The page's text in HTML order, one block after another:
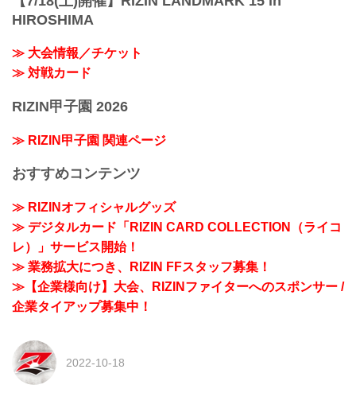
HIROSHIMA
≫ 大会情報／チケット
≫ 対戦カード
RIZIN甲子園 2026
≫ RIZIN甲子園 関連ページ
おすすめコンテンツ
≫ RIZINオフィシャルグッズ
≫ デジタルカード「RIZIN CARD COLLECTION（ライコ
レ）」サービス開始！
≫ 業務拡大につき、RIZIN FFスタッフ募集！
≫【企業様向け】大会、RIZINファイターへのスポンサー /
企業タイアップ募集中！
2022-10-18